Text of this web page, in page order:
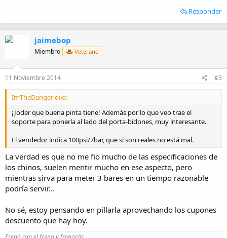
Responder
jaimebop
Miembro Veterano
11 Noviembre 2014 #3
ImTheDanger dijo:
¡Joder que buena pinta tiene! Además por lo que veo trae el
soporte para ponerla al lado del porta-bidones, muy interesante.
El vendedor indica 100psi/7bar, que si son reales no está mal.
La verdad es que no me fio mucho de las especificaciones de
los chinos, suelen mentir mucho en ese aspecto, pero
mientras sirva para meter 3 bares en un tiempo razonable
podría servir...
No sé, estoy pensando en pillarla aprovechando los cupones
descuento que hay hoy.